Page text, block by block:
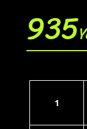
935
1